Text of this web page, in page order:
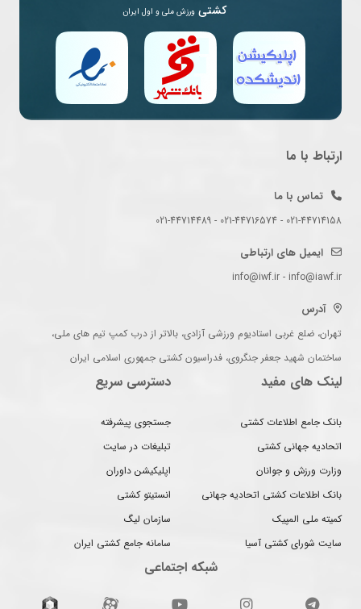
کشتی ورزش ملی و اول ایران
ارتباط با ما
تماس با ما
021-44714158 - 021-44716574 - 021-44714489
ایمیل های ارتباطی
info@iwf.ir - info@iawf.ir
آدرس
تهران، ضلع غربی استادیوم ورزشی آزادی، بالاتر از درب کمپ تیم های ملی،
ساختمان شهید جعفر جنگروی، فدراسیون کشتی جمهوری اسلامی ایران
لینک های مفید
بانک جامع اطلاعات کشتی
اتحادیه جهانی کشتی
وزارت ورزش و جوانان
بانک اطلاعات کشتی اتحادیه جهانی
کمیته ملی المپیک
سایت شورای کشتی آسیا
دسترسی سریع
جستجوی پیشرفته
تبلیغات در سایت
اپلیکیشن داوران
انستیتو کشتی
سازمان لیگ
سامانه جامع کشتی ایران
شبکه اجتماعی